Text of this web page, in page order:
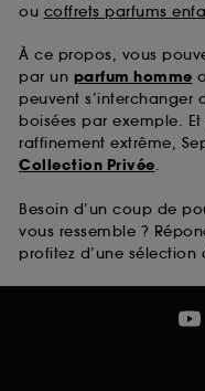
ou coffrets parfums
À ce propos, vous
par un parfum homme
peuvent s’interchanger
boisées par exemple.
raffinement extrême,
Collection Privée.
Besoin d’un coup de
vous ressemble ?
profitez d’une sélection